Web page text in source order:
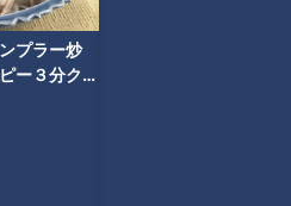
プラー炒
ー３分クッ
由は「イーグルスとの初戦
火がついた」